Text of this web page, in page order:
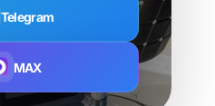
Telegram
MAX